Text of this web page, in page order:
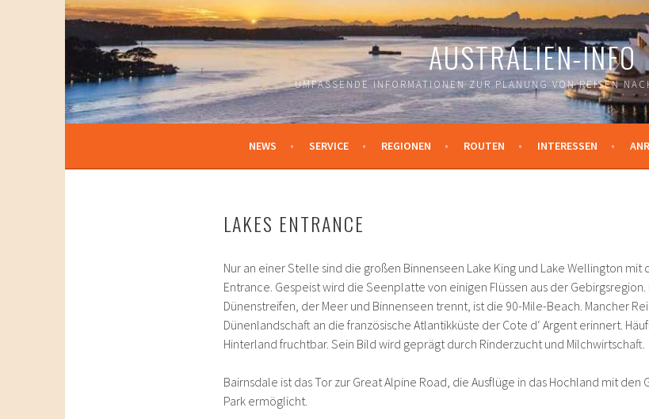
Springe
zum
Inhalt
AUSTRALIEN-INFO
UMFASSENDE INFORMATIONEN ZUR PLANUNG VON REISEN
NEWS SERVICE REGIONEN ROUTEN INTERESSEN
LAKES ENTRANCE
Nur an einer Stelle sind die großen Binnenseen Lake King und Lake Wellington mit
Entrance. Gespeist wird die Seenplatte von einigen Flüssen aus der
Dünenstreifen, der Meer und Binnenseen trennt, ist die 90-Mile-Beach. Mancher
Dünenlandschaft an die französische Atlantikküste der Cote d‘ Argent erinnert.
Hinterland fruchtbar. Sein Bild wird geprägt durch Rinderzucht und Milchwirtschaft.
Bairnsdale ist das Tor zur Great Alpine Road, die Ausflüge in das Hochland mit
Park ermöglicht.